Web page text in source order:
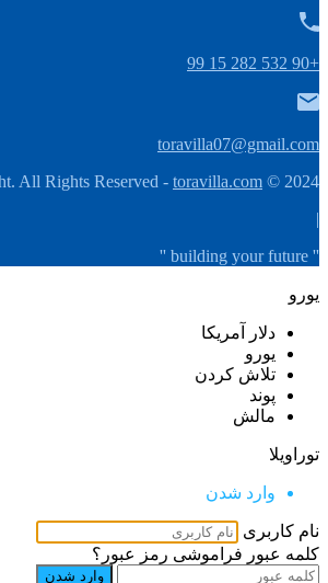
+90 532 282 15 99
toravilla07@gmail.com
2024 © Copyright. All Rights Reserved -
toravilla.com
|
'' building your future ''
یورو
دلار آمریکا
یورو
تلاش كردن
پوند
مالش
توراویلا
وارد شدن
نام کاربری
کلمه عبور فراموشی رمز عبور؟
وارد شدن